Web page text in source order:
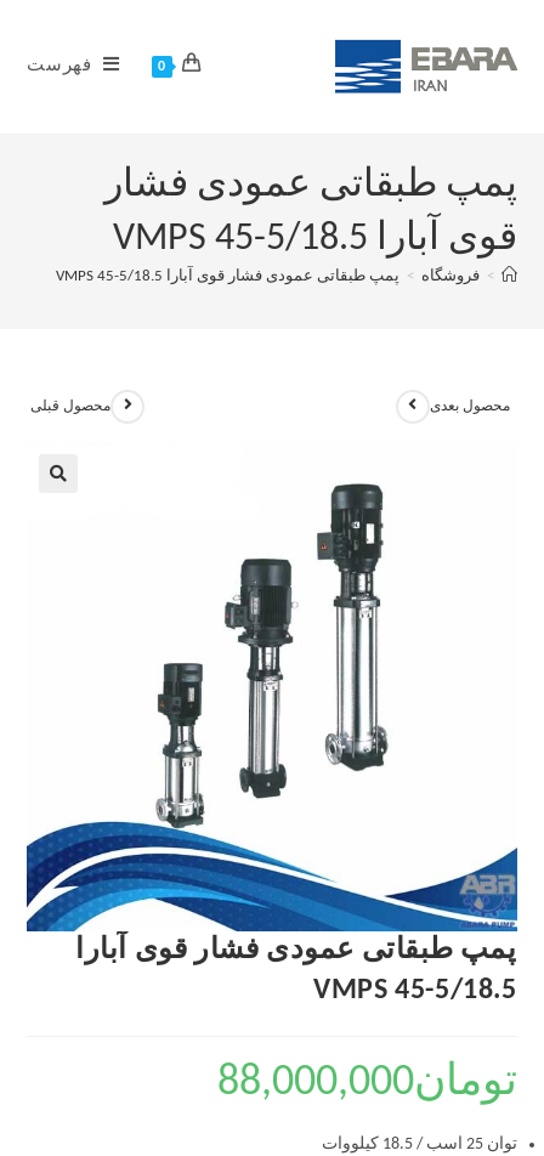
0 فهرست
پمپ طبقاتی عمودی فشار
قوی آبارا VMPS 45-5/18.5
> فروشگاه > پمپ طبقاتی عمودی فشار قوی آبارا VMPS 45-5/18.5
محصول قبلی محصول بعدی
پمپ طبقاتی عمودی فشار قوی آبارا
VMPS 45-5/18.5
تومان88,000,000
توان 25 اسب / 18.5 کیلووات